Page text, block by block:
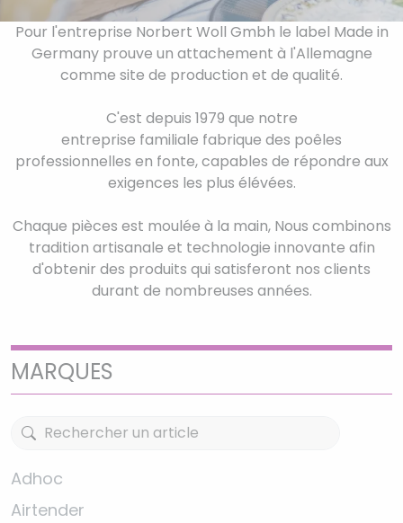
Pour l'entreprise Norbert Woll Gmbh le label Made in
Germany prouve un attachement à l'Allemagne
comme site de production et de qualité.
C'est depuis 1979 que notre
entreprise familiale fabrique des poêles
professionnelles en fonte, capables de répondre aux
exigences les plus élévées.
Chaque pièces est moulée à la main, Nous combinons
tradition artisanale et technologie innovante afin
d'obtenir des produits qui satisferont nos clients
durant de nombreuses années.
MARQUES
Adhoc
Airtender